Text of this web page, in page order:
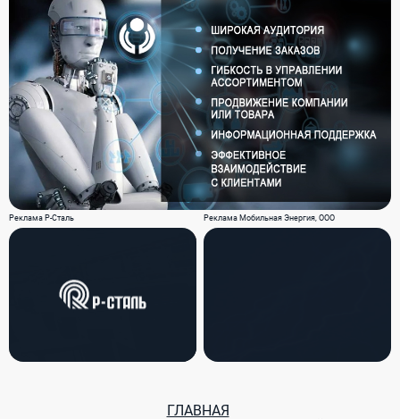
Реклама Р-Сталь Реклама Мобильная Энергия, ООО
ГЛАВНАЯ